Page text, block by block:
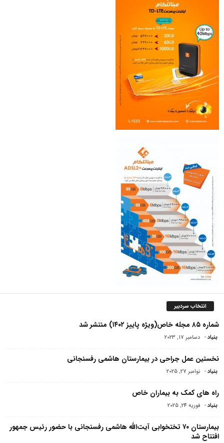
انتخاب سردبیر
شماره ۸۵ مجله خاص(ویژه پاییز ۱۴۰۲) منتشر شد
بنیاد- دسامبر 17, 2023
نخستین عمل جراحی در بیمارستان هاشمی رفسنجانی
بنیاد- نوامبر 27, 2025
راه های کمک به بیماران خاص
بنیاد- فوریه 24, 2025
بیمارستان ۷۰ تختخوابی آیت‌الله هاشمی رفسنجانی با حضور رئیس جمهور
افتتاح شد